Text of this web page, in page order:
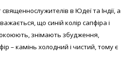
в Юдеї та Індії, а
що синій колір сапфіра і
знімають збудження,
– камінь холодний і чистий, тому є